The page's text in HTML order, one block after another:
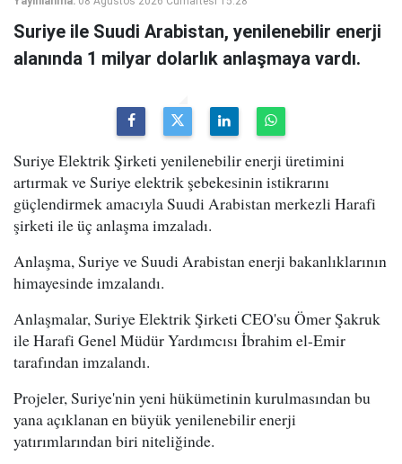
Suriye ile Suudi Arabistan, yenilenebilir enerji
alanında 1 milyar dolarlık anlaşmaya vardı.
Suriye Elektrik Şirketi yenilenebilir enerji üretimini
artırmak ve Suriye elektrik şebekesinin istikrarını
güçlendirmek amacıyla Suudi Arabistan merkezli Harafi
şirketi ile üç anlaşma imzaladı.
Anlaşma, Suriye ve Suudi Arabistan enerji bakanlıklarının
himayesinde imzalandı.
Anlaşmalar, Suriye Elektrik Şirketi CEO'su Ömer Şakruk
ile Harafi Genel Müdür Yardımcısı İbrahim el-Emir
tarafından imzalandı.
Projeler, Suriye'nin yeni hükümetinin kurulmasından bu
yana açıklanan en büyük yenilenebilir enerji
yatırımlarından biri niteliğinde.